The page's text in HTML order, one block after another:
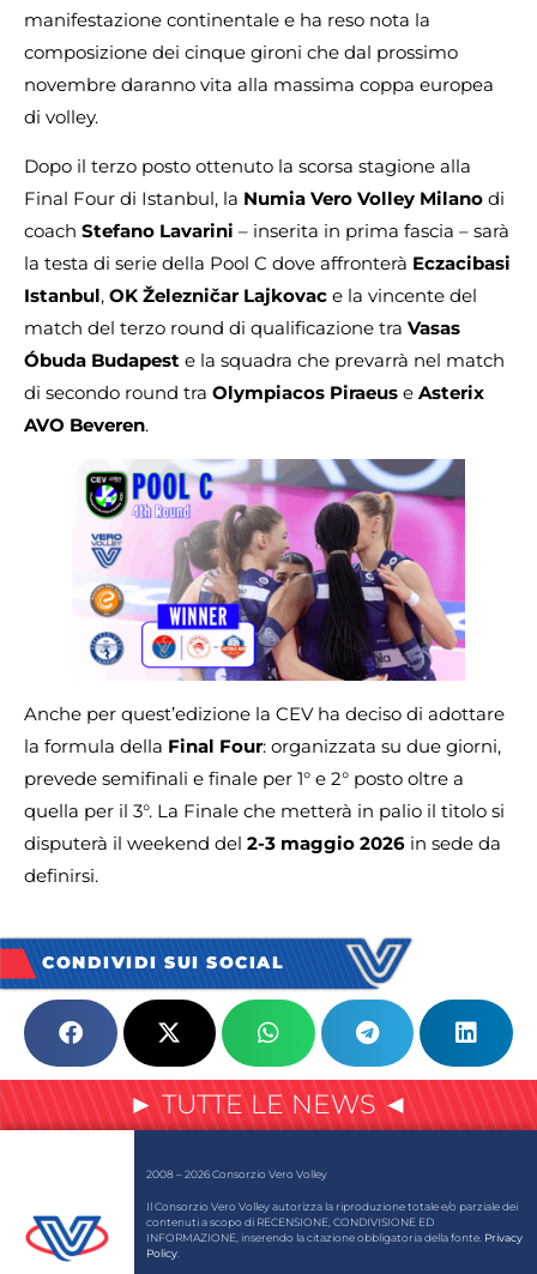
manifestazione continentale e ha reso nota la
composizione dei cinque gironi che dal prossimo
novembre daranno vita alla massima coppa europea
di volley.
Dopo il terzo posto ottenuto la scorsa stagione alla
Final Four di Istanbul, la Numia Vero Volley Milano di
coach Stefano Lavarini – inserita in prima fascia – sarà
la testa di serie della Pool C dove affronterà Eczacibasi
Istanbul, OK Železničar Lajkovac e la vincente del
match del terzo round di qualificazione tra Vasas
Óbuda Budapest e la squadra che prevarrà nel match
di secondo round tra Olympiacos Piraeus e Asterix
AVO Beveren.
Anche per quest’edizione la CEV ha deciso di adottare
la formula della Final Four: organizzata su due giorni,
prevede semifinali e finale per 1° e 2° posto oltre a
quella per il 3°. La Finale che metterà in palio il titolo si
disputerà il weekend del 2-3 maggio 2026 in sede da
definirsi.
CONDIVIDI SUI SOCIAL
► TUTTE LE NEWS ◄
2008 – 2026 Consorzio Vero Volley
Il Consorzio Vero Volley autorizza la riproduzione totale e/o parziale dei
contenuti a scopo di RECENSIONE, CONDIVISIONE ED
INFORMAZIONE, inserendo la citazione obbligatoria della fonte. Privacy
Policy